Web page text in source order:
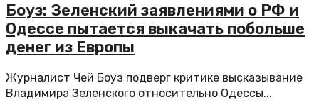
Боуз: Зеленский заявлениями о РФ и
Одессе пытается выкачать побольше
денег из Европы
Журналист Чей Боуз подверг критике высказывание
Владимира Зеленского относительно Одессы...